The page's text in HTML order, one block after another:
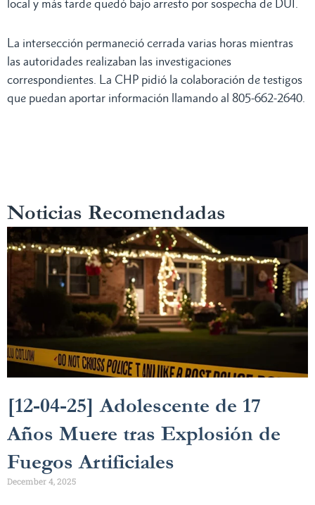
local y más tarde quedó bajo arresto por sospecha de DUI.
La intersección permaneció cerrada varias horas mientras
las autoridades realizaban las investigaciones
correspondientes. La CHP pidió la colaboración de testigos
que puedan aportar información llamando al 805-662-2640.
Noticias Recomendadas
[12-04-25] Adolescente de 17
Años Muere tras Explosión de
Fuegos Artificiales
December 4, 2025